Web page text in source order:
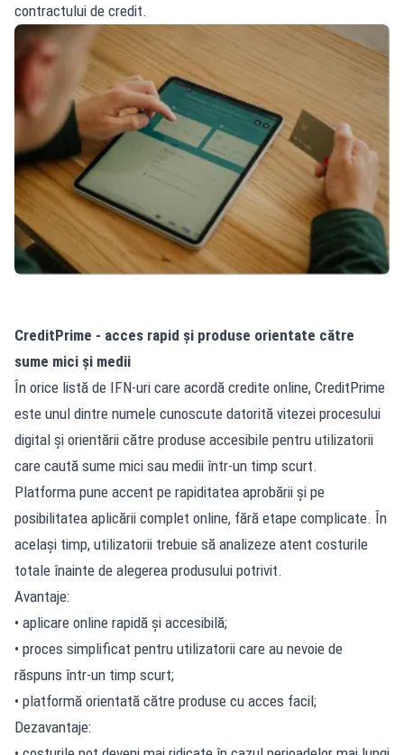
contractului de credit.
CreditPrime - acces rapid și produse orientate către
sume mici și medii
În orice listă de IFN-uri care acordă credite online, CreditPrime
este unul dintre numele cunoscute datorită vitezei procesului
digital și orientării către produse accesibile pentru utilizatorii
care caută sume mici sau medii într-un timp scurt.
Platforma pune accent pe rapiditatea aprobării și pe
posibilitatea aplicării complet online, fără etape complicate. În
același timp, utilizatorii trebuie să analizeze atent costurile
totale înainte de alegerea produsului potrivit.
Avantaje:
• aplicare online rapidă și accesibilă;
• proces simplificat pentru utilizatorii care au nevoie de
răspuns într-un timp scurt;
• platformă orientată către produse cu acces facil;
Dezavantaje: